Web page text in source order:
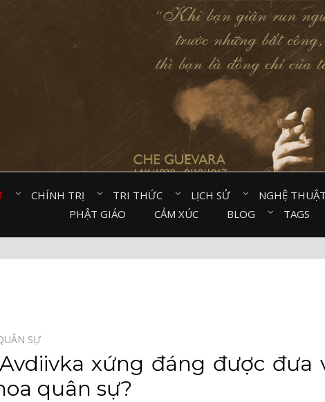
CHÍNH TRỊ⠀ TRI THỨC⠀ LỊCH SỬ⠀ NGHỆ
PHẬT GIÁO⠀
CẢM XÚC⠀ BLOG⠀ TAGS
SỰ⠀
xứng đáng được đưa
quân sự?